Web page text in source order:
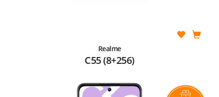
Realme
C55 (8+256)